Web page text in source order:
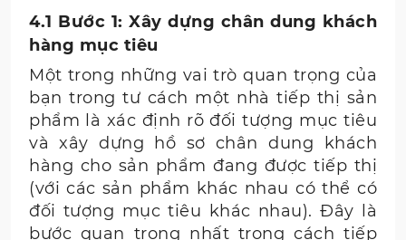
4.1 Bước 1: Xây dựng chân dung khách
hàng mục tiêu
Một trong những vai trò quan trọng của
bạn trong tư cách một nhà tiếp thị sản
phẩm là xác định rõ đối tượng mục tiêu
và xây dựng hồ sơ chân dung khách
hàng cho sản phẩm đang được tiếp thị
(với các sản phẩm khác nhau có thể có
đối tượng mục tiêu khác nhau). Đây là
bước quan trọng nhất trong cách tiếp